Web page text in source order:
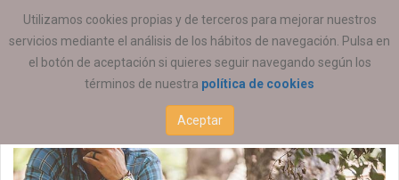
Utilizamos cookies propias y de terceros para mejorar nuestros
servicios mediante el análisis de los hábitos de navegación. Pulsa en
el botón de aceptación si quieres seguir navegando según los
términos de nuestra política de cookies
Aceptar
ESTÁ AQUÍ: EMPLEO OFERTAS DE EMPLEO
Educación Social